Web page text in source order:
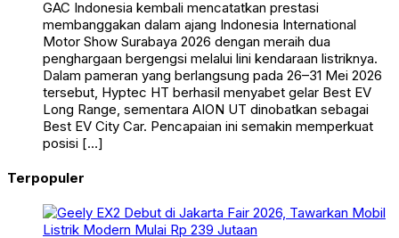
GAC Indonesia kembali mencatatkan prestasi
membanggakan dalam ajang Indonesia International
Motor Show Surabaya 2026 dengan meraih dua
penghargaan bergengsi melalui lini kendaraan listriknya.
Dalam pameran yang berlangsung pada 26–31 Mei 2026
tersebut, Hyptec HT berhasil menyabet gelar Best EV
Long Range, sementara AION UT dinobatkan sebagai
Best EV City Car. Pencapaian ini semakin memperkuat
posisi […]
Terpopuler